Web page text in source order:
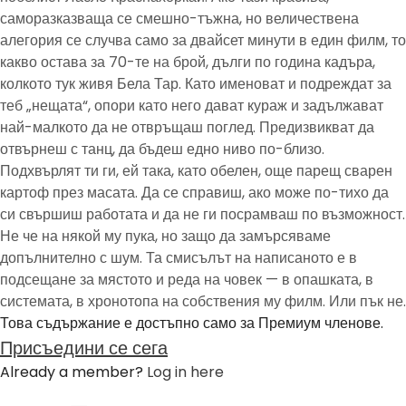
саморазказваща се смешно-тъжна, но величествена
алегория се случва само за двайсет минути в един филм, то
какво остава за 70-те на брой, дълги по година кадъра,
колкото тук живя Бела Тар. Като именоват и подреждат за
теб „нещата“, опори като него дават кураж и задължават
най-малкото да не отвръщаш поглед. Предизвикват да
отвърнеш с танц, да бъдеш едно ниво по-близо.
Подхвърлят ти ги, ей така, като обелен, още парещ сварен
картоф през масата. Да се справиш, ако може по-тихо да
си свършиш работата и да не ги посрамваш по възможност.
Не че на някой му пука, но защо да замърсяваме
допълнително с шум. Та смисълът на написаното е в
подсещане за мястото и реда на човек — в опашката, в
системата, в хронотопа на собствения му филм. Или пък не.
Това съдържание е достъпно само за Премиум членове.
Присъедини се сега
Already a member? Log in here